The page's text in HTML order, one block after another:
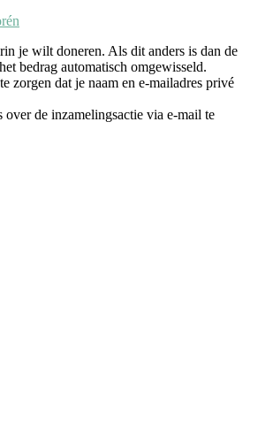
je wilt doneren. Als dit anders is dan de
bedrag automatisch omgewisseld.
zorgen dat je naam en e-mailadres privé
over de inzamelingsactie via e-mail te